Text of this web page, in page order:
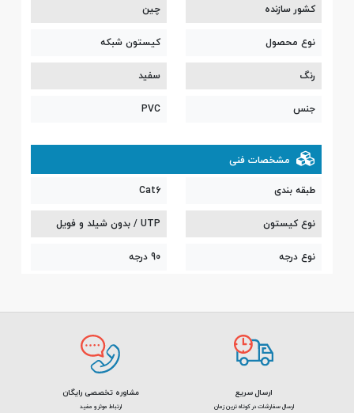
کشور سازنده
چین
نوع محصول
کیستون شبکه
رنگ
سفید
جنس
PVC
مشخصات فنی
طبقه بندی
Cat6
نوع کیستون
UTP / بدون شیلد و فویل
نوع درجه
90 درجه
ارسال سریع
ارسال سفارشات در کوتاه ترین زمان
مشاوره تخصصی رایگان
ارتباط موثر و مفید